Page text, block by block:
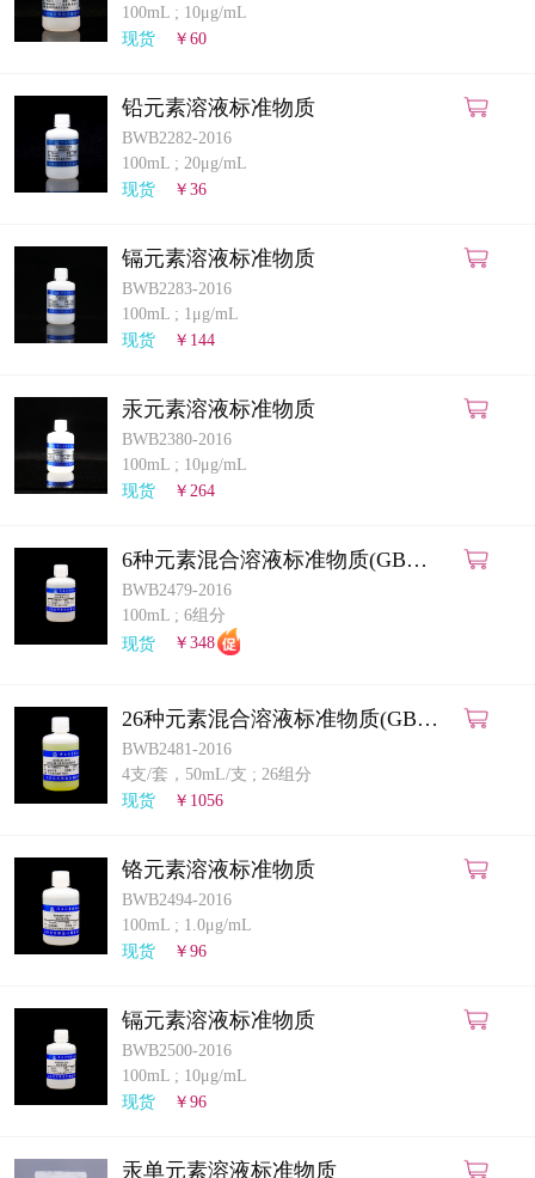
100mL ; 10μg/mL
现货
￥60
铅元素溶液标准物质
BWB2282-2016
100mL ; 20μg/mL
现货
￥36
镉元素溶液标准物质
BWB2283-2016
100mL ; 1μg/mL
现货
￥144
汞元素溶液标准物质
BWB2380-2016
100mL ; 10μg/mL
现货
￥264
6种元素混合溶液标准物质(GB
5009.268-2025)(ICP-MS法)
BWB2479-2016
100mL ; 6组分
现货
￥348
26种元素混合溶液标准物质(GB
5009.268-2025)(ICP-MS法)
BWB2481-2016
4支/套，50mL/支 ; 26组分
现货
￥1056
铬元素溶液标准物质
BWB2494-2016
100mL ; 1.0μg/mL
现货
￥96
镉元素溶液标准物质
BWB2500-2016
100mL ; 10μg/mL
现货
￥96
汞单元素溶液标准物质
计量课堂
知识交流
公司主页
购物车
会员中心
联系我们
返回主页